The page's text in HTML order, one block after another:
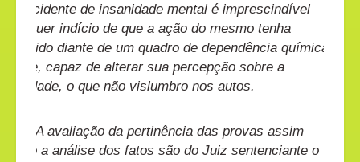
do incidente de insanidade mental é imprescindível
qualquer indício de que a ação do mesmo tenha
ocorrido diante de um quadro de dependência química
grave, capaz de alterar sua percepção sobre a
realidade, o que não vislumbro nos autos.
A avaliação da pertinência das provas assim
como a análise dos fatos são do Juiz sentenciante o